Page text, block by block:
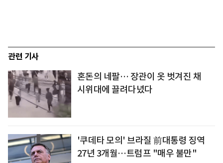
관련 기사
혼돈의 네팔… 장관이 옷 벗겨진 채
시위대에 끌려다녔다
'쿠데타 모의' 브라질 前대통령 징역
27년 3개월…트럼프 "매우 불만"